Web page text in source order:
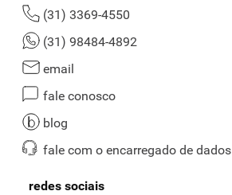
(31) 3369-4550
(31) 98484-4892
email
fale conosco
blog
fale com o encarregado de dados
redes sociais